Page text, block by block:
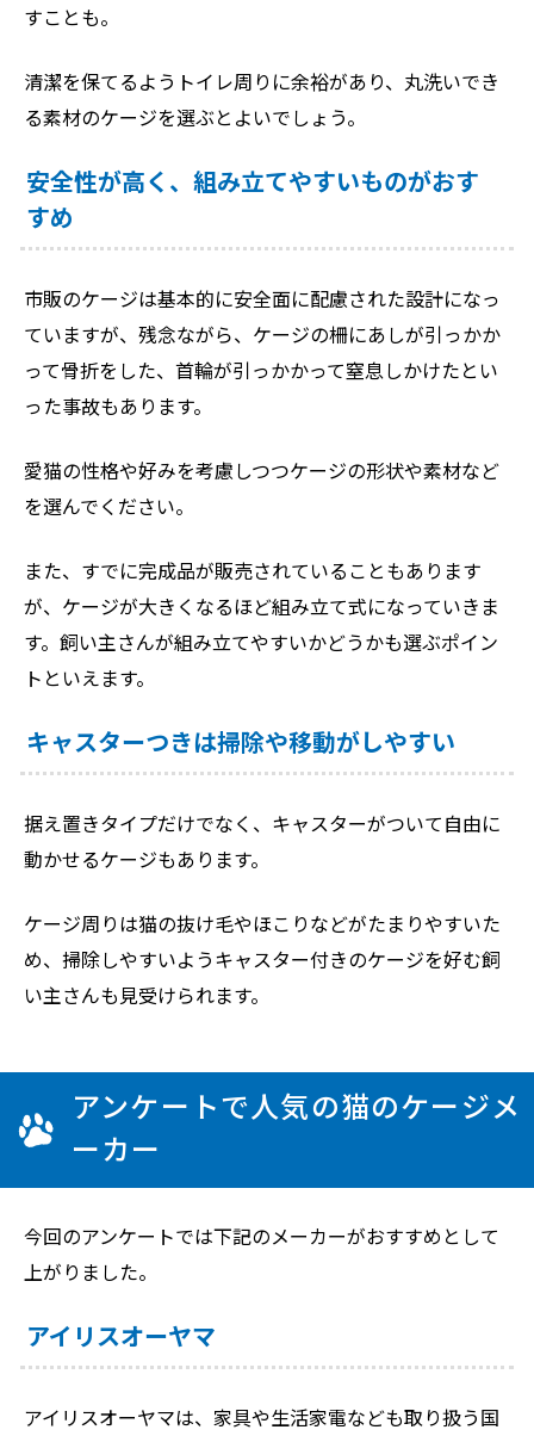
すことも。
清潔を保てるようトイレ周りに余裕があり、丸洗いでき
る素材のケージを選ぶとよいでしょう。
安全性が高く、組み立てやすいものがおす
すめ
市販のケージは基本的に安全面に配慮された設計になっ
ていますが、残念ながら、ケージの柵にあしが引っかか
って骨折をした、首輪が引っかかって窒息しかけたとい
った事故もあります。
愛猫の性格や好みを考慮しつつケージの形状や素材など
を選んでください。
また、すでに完成品が販売されていることもあります
が、ケージが大きくなるほど組み立て式になっていきま
す。飼い主さんが組み立てやすいかどうかも選ぶポイン
トといえます。
キャスターつきは掃除や移動がしやすい
据え置きタイプだけでなく、キャスターがついて自由に
動かせるケージもあります。
ケージ周りは猫の抜け毛やほこりなどがたまりやすいた
め、掃除しやすいようキャスター付きのケージを好む飼
い主さんも見受けられます。
アンケートで人気の猫のケージメ
ーカー
今回のアンケートでは下記のメーカーがおすすめとして
上がりました。
アイリスオーヤマ
アイリスオーヤマは、家具や生活家電なども取り扱う国